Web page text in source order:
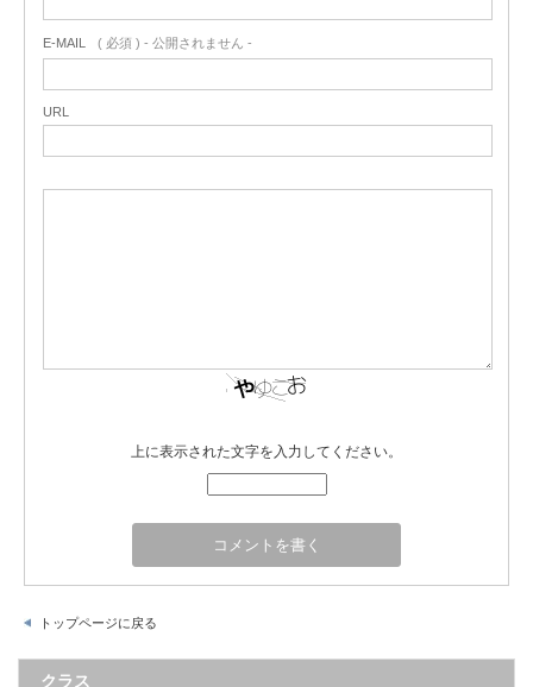
E-MAIL ( 必須 ) - 公開されません -
URL
上に表示された文字を入力してください。
トップページに戻る
クラス